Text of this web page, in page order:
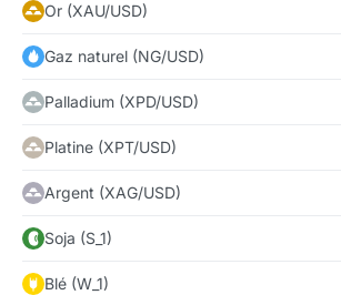
Or (XAU/USD)
Gaz naturel (NG/USD)
Palladium (XPD/USD)
Platine (XPT/USD)
Argent (XAG/USD)
Soja (S_1)
Blé (W_1)